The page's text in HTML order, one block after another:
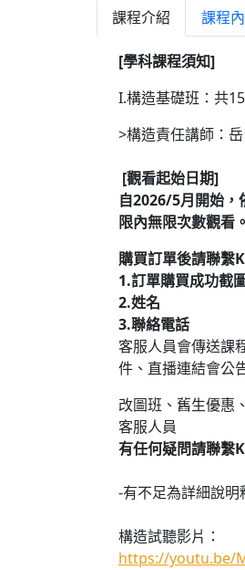
課程介紹 課程
[學科課程須知]
I.構造基礎班：共
>構造責任講師：
[觀看起始日期]
自2026/5月開始，
限內無限次數觀看。
購買訂單後請聯繫
1.訂單購買成功截
2.姓名
3.聯絡電話
客服人員會傳送課
件、直播連結會公
改圖班、舊生優惠
客服人員
有任何疑問請聯
-有不足為詳細說
構造試聽影片：
https://youtu.be/